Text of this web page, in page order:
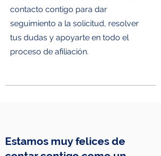
contacto contigo para dar
seguimiento a la solicitud, resolver
tus dudas y apoyarte en todo el
proceso de afiliación.
Estamos muy felices de